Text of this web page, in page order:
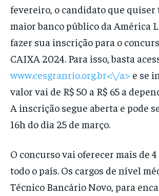
fevereiro, o candidato que
maior banco público da América
fazer sua inscrição para o
CAIXA 2024. Para isso, basta
www.cesgranrio.org.br<\/a> e se
valor vai de R$ 50 a R$ 65 a
A inscrição segue aberta e pode
16h do dia 25 de março.
O concurso vai oferecer mais de
todo o país. Os cargos de nível
Técnico Bancário Novo, para